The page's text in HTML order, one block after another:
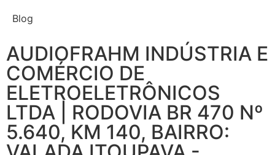
Blog
AUDIOFRAHM INDÚSTRIA E
COMÉRCIO DE
ELETROELETRÔNICOS
LTDA | RODOVIA BR 470 Nº
5.640, KM 140, BAIRRO: